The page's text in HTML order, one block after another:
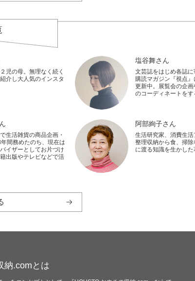
児の母。無理なく続く
介し大人気のインスタ
塩谷舞さん
文芸誌をはじめ各誌
購読マガジン『視点
更新中。展覧会の企
のコーディネートをす
生活雑貨の商品企画・
間務めたのち、現在は
イザーとしてお片づけ
出版やテレビなどで活
阿部絢子さん
生活研究家、消費生活
整理収納から食、掃
に渡る知識を生かした
納.comとは